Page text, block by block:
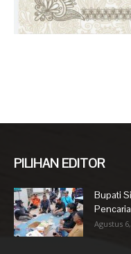
PILIHAN EDITOR
Bupati
Agustus